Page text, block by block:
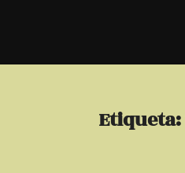
Etiqueta: